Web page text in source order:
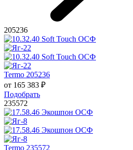
205236
Termo 205236
от 165 383 ₽
Подобрать
235572
Termo 235572